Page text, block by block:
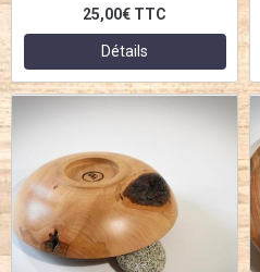
25,00€ TTC
Détails